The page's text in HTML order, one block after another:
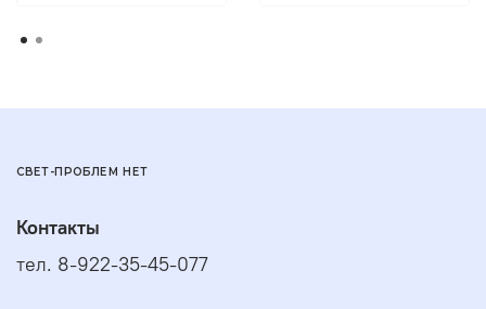
СВЕТ-ПРОБЛЕМ НЕТ
Контакты
тел. 8-922-35-45-077